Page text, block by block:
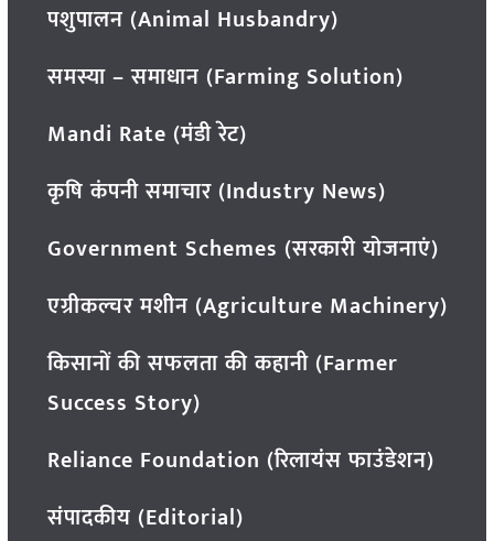
पशुपालन (Animal Husbandry)
समस्या – समाधान (Farming Solution)
Mandi Rate (मंडी रेट)
कृषि कंपनी समाचार (Industry News)
Government Schemes (सरकारी योजनाएं)
एग्रीकल्चर मशीन (Agriculture Machinery)
किसानों की सफलता की कहानी (Farmer
Success Story)
Reliance Foundation (रिलायंस फाउंडेशन)
संपादकीय (Editorial)